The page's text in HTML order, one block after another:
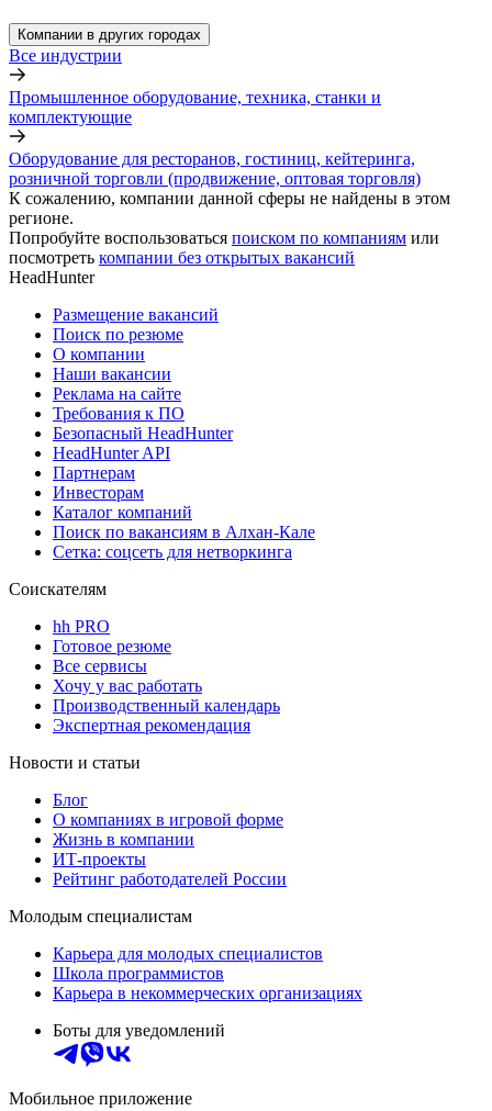
Компании в других городах
Все индустрии
Промышленное оборудование, техника, станки и
комплектующие
Оборудование для ресторанов, гостиниц, кейтеринга,
розничной торговли (продвижение, оптовая торговля)
К сожалению, компании данной сферы не найдены в этом
регионе.
Попробуйте воспользоваться поиском по компаниям или
посмотреть компании без открытых вакансий
HeadHunter
Размещение вакансий
Поиск по резюме
О компании
Наши вакансии
Реклама на сайте
Требования к ПО
Безопасный HeadHunter
HeadHunter API
Партнерам
Инвесторам
Каталог компаний
Поиск по вакансиям в Алхан-Кале
Сетка: соцсеть для нетворкинга
Соискателям
hh PRO
Готовое резюме
Все сервисы
Хочу у вас работать
Производственный календарь
Экспертная рекомендация
Новости и статьи
Блог
О компаниях в игровой форме
Жизнь в компании
ИТ-проекты
Рейтинг работодателей России
Молодым специалистам
Карьера для молодых специалистов
Школа программистов
Карьера в некоммерческих организациях
Боты для уведомлений
Мобильное приложение